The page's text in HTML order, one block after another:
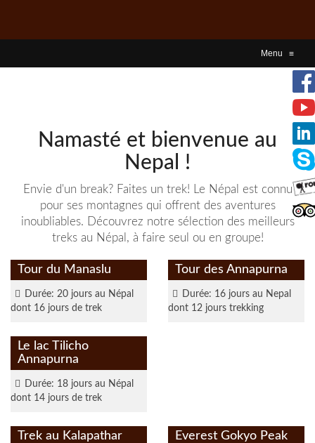
Menu ≡
Namasté et bienvenue au
Nepal !
Envie d'un break? Faites un trek! Le Népal est connu
pour ses montagnes qui offrent des aventures
inoubliables. Découvrez notre sélection des meilleurs
treks au Népal, à faire seul ou en groupe!
en savoir plus
Tour du Manaslu
Durée: 20 jours au Népal
dont 16 jours de trek
en savoir plus
Tour des Annapurna
Durée: 16 jours au Nepal
dont 12 jours trekking
en savoir plus
Le lac Tilicho
Annapurna
Durée: 18 jours au Népal
dont 14 jours de trek
en savoir plus
Trek au Kalapathar
en savoir plus
Everest Gokyo Peak